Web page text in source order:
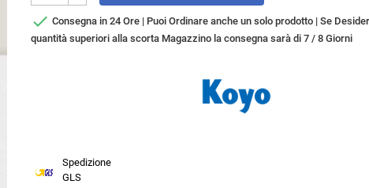
 Consegna in 24 Ore | Puoi Ordinare anche un solo prodotto | Se
quantità superiori alla scorta Magazzino la consegna sarà di 7 / 8 Giorni
Spedizione
GLS